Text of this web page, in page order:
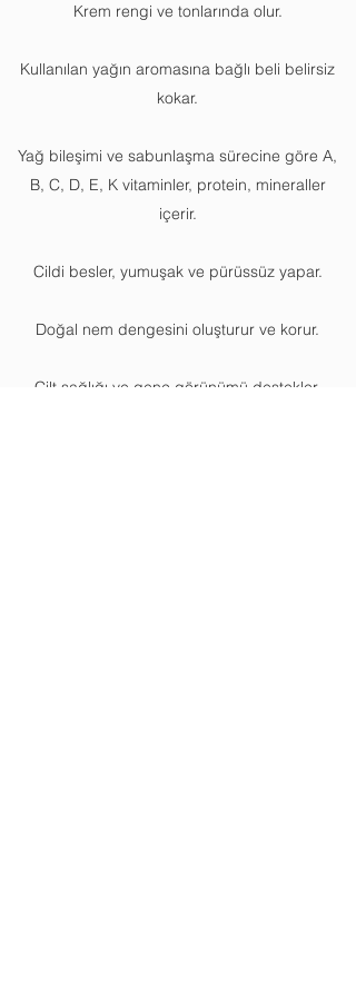
Krem rengi ve tonlarında olur.
Kullanılan yağın aromasına bağlı beli belirsiz
kokar.
Yağ bileşimi ve sabunlaşma sürecine göre A,
B, C, D, E, K vitaminler, protein, mineraller
içerir.
Cildi besler, yumuşak ve pürüssüz yapar.
Doğal nem dengesini oluşturur ve korur.
Cilt sağlığı ve genç görünümü destekler.